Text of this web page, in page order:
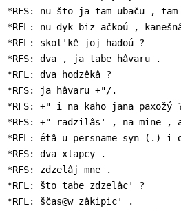
*RFS: nu što ja tam ubaču ,
*RFL: nu dyk biz ačkoú ,
*RFL: skol'kê joj hadoú ?
*RFS: dva , ja tabe hâvaru .
*RFL: dva hodzêkâ ?
*RFS: ja hâvaru +"/.
*RFS: +" i na kaho jana paxožý
*RFS: +" radzilâs' , na mine ,
*RFL: étâ u persname syn (.) i
*RFS: dva xlapcy .
*RFS: zdzelâj mne .
*RFL: što tabe zdzelâc' ?
*RFL: ščas@w zâkipic' .